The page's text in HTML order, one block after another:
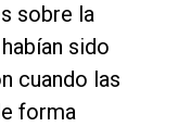
sobre la
sido
cuando las
forma